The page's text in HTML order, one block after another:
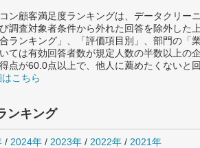
ン顧客満足度ランキングは、データクリー
調査対象者条件から外れた回答を除外した上
ランキング」、「評価項目別」、部門の「
ては有効回答者数が規定人数の半数以上の
点が60.0点以上で、他人に薦めたくないと
こちら
ンキング
/ 2024年 / 2023年 / 2022年 / 2021年